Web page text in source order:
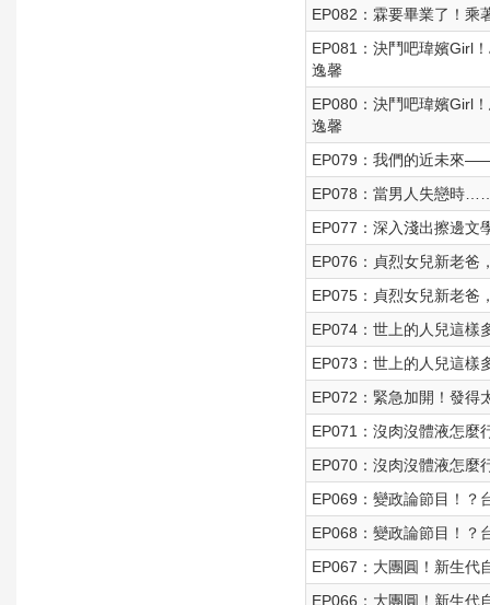
EP082：霖要畢業了！乘
EP081：決鬥吧瑋嬪Girl
逸馨
EP080：決鬥吧瑋嬪Girl
逸馨
EP079：我們的近未來
EP078：當男人失戀時
EP077：深入淺出擦邊文
EP076：貞烈女兒新老爸
EP075：貞烈女兒新老爸
EP074：世上的人兒這樣
EP073：世上的人兒這樣
EP072：緊急加開！發得
EP071：沒肉沒體液怎麼
EP070：沒肉沒體液怎麼
EP069：變政論節目！？
EP068：變政論節目！？
EP067：大團圓！新生代
EP066：大團圓！新生代